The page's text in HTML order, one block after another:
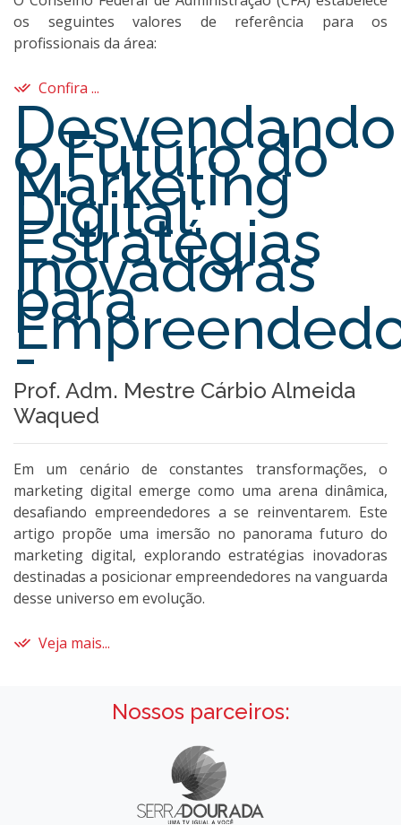
os seguintes valores de referência para os
profissionais da área:
Confira ...
Desvendando
o Futuro do
Marketing
Digital:
Estratégias
Inovadoras
para
-
Prof. Adm. Mestre Cárbio Almeida
Waqued
Em um cenário de constantes transformações, o
marketing digital emerge como uma arena dinâmica,
desafiando empreendedores a se reinventarem. Este
artigo propõe uma imersão no panorama futuro do
marketing digital, explorando estratégias inovadoras
destinadas a posicionar empreendedores na vanguarda
desse universo em evolução.
Veja mais...
Nossos parceiros: